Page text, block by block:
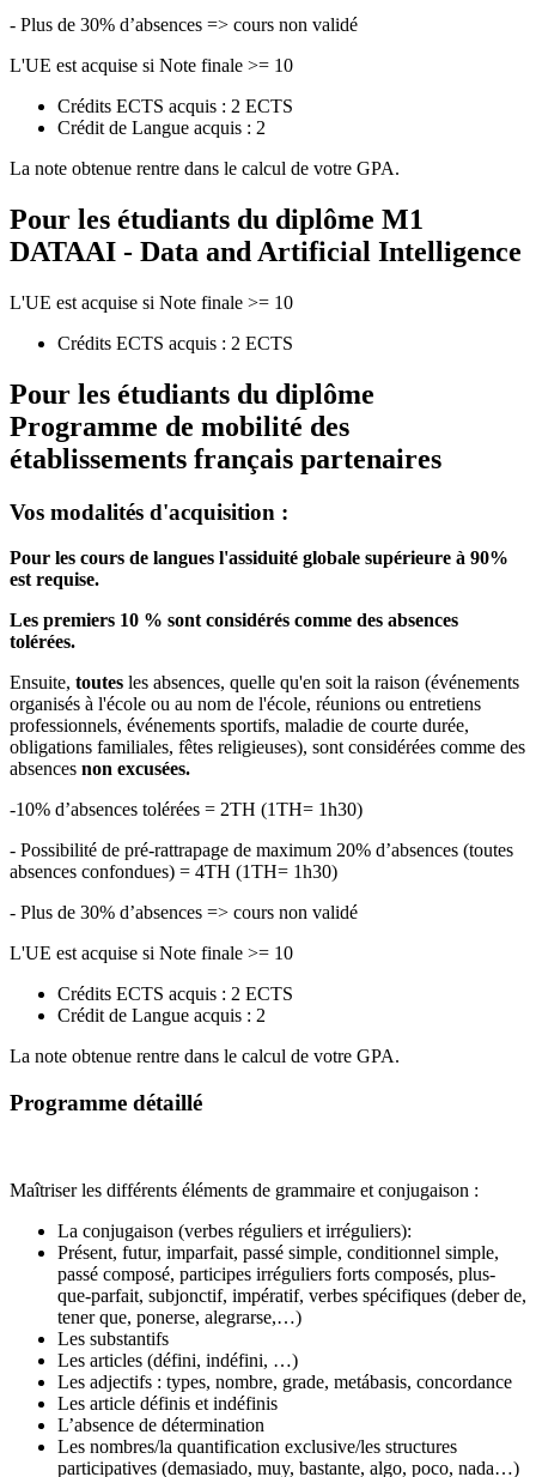
- Plus de 30% d’absences => cours non validé
L'UE est acquise si Note finale >= 10
Crédits ECTS acquis : 2 ECTS
Crédit de Langue acquis : 2
La note obtenue rentre dans le calcul de votre GPA.
Pour les étudiants du diplôme M1
DATAAI - Data and Artificial Intelligence
L'UE est acquise si Note finale >= 10
Crédits ECTS acquis : 2 ECTS
Pour les étudiants du diplôme
Programme de mobilité des
établissements français partenaires
Vos modalités d'acquisition :
Pour les cours de langues l'assiduité globale supérieure à 90%
est requise.
Les premiers 10 % sont considérés comme des absences
tolérées.
Ensuite, toutes les absences, quelle qu'en soit la raison (événements
organisés à l'école ou au nom de l'école, réunions ou entretiens
professionnels, événements sportifs, maladie de courte durée,
obligations familiales, fêtes religieuses), sont considérées comme des
absences non excusées.
-10% d’absences tolérées = 2TH (1TH= 1h30)
- Possibilité de pré-rattrapage de maximum 20% d’absences (toutes
absences confondues) = 4TH (1TH= 1h30)
- Plus de 30% d’absences => cours non validé
L'UE est acquise si Note finale >= 10
Crédits ECTS acquis : 2 ECTS
Crédit de Langue acquis : 2
La note obtenue rentre dans le calcul de votre GPA.
Programme détaillé
Maîtriser les différents éléments de grammaire et conjugaison :
La conjugaison (verbes réguliers et irréguliers):
Présent, futur, imparfait, passé simple, conditionnel simple,
passé composé, participes irréguliers forts composés, plus-
que-parfait, subjonctif, impératif, verbes spécifiques (deber de,
tener que, ponerse, alegrarse,…)
Les substantifs
Les articles (défini, indéfini, …)
Les adjectifs : types, nombre, grade, metábasis, concordance
Les article définis et indéfinis
L’absence de détermination
Les nombres/la quantification exclusive/les structures
participatives (demasiado, muy, bastante, algo, poco, nada…)